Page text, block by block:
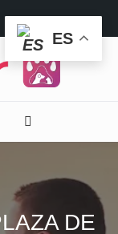
DE
ES